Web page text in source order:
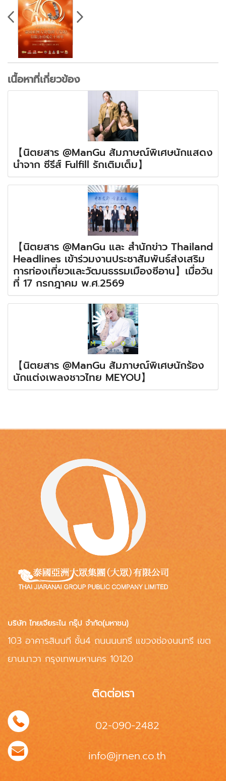
เนื้อหาที่เกี่ยวข้อง
【นิตยสาร @ManGu สัมภาษณ์พิเศษนักแสดง
นำจาก ซีรีส์ Fulfill รักเติมเต็ม】
【นิตยสาร @ManGu และ สำนักข่าว Thailand
Headlines เข้าร่วมงานประชาสัมพันธ์ส่งเสริม
การท่องเที่ยวและวัฒนธรรมเมืองซีอาน】เมื่อวัน
ที่ 17 กรกฎาคม พ.ศ.2569
【นิตยสาร @ManGu สัมภาษณ์พิเศษนักร้อง
นักแต่งเพลงชาวไทย MEYOU】
บริษัท ไทยเจียระไน กรุ๊ป จำกัด(มหาชน)
103 อาคารสินนที ชั้น4 ถนนนนทรี แขวงช่องนนทรี เขต
ยานนาวา กรุงเทพมหานคร 10120
ติดต่อเรา
02-090-2482
info@jrnen.co.th